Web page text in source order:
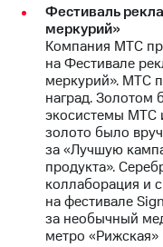
регионе
и акционерам
управление
секретарь
Раскрытие
информации
Информация
акционерам
Документы
ПАО
Фестиваль
меркурий»
Компания МТС
на Фестивале
меркурий». МТС
наград. Золотом
экосистемы МТС
золото было
за «Лучшую
продукта».
коллаборация и
на фестивале
за необычный
метро